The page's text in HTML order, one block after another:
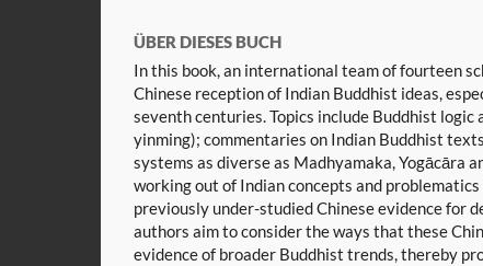
ÜBER DIESES BUCH
In this book, an international team of fourteen
Chinese reception of Indian Buddhist ideas,
seventh centuries. Topics include Buddhist logic
yinming); commentaries on Indian Buddhist
systems as diverse as Madhyamaka, Yogācāra
working out of Indian concepts and
previously under-studied Chinese evidence for
authors aim to consider the ways that these
evidence of broader Buddhist trends, thereby